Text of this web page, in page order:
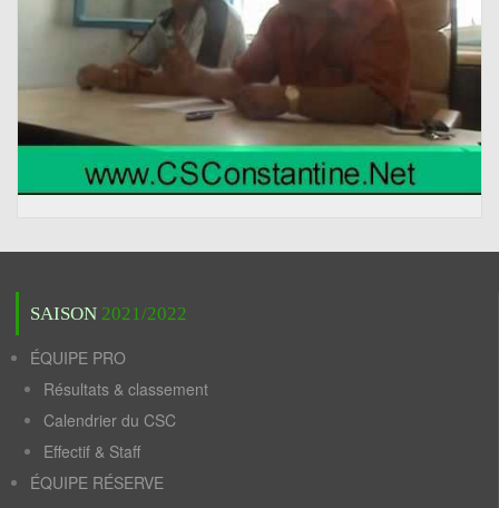
SAISON 2021/2022
ÉQUIPE PRO
Résultats & classement
Calendrier du CSC
Effectif & Staff
ÉQUIPE RÉSERVE